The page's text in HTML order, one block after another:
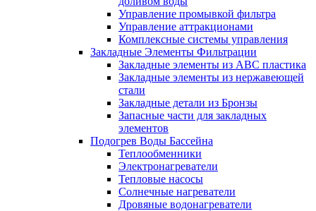
Управление промывкой фильтра
Управление аттракционами
Комплексные системы управления
Закладные Элементы Фильтрации
Закладные элементы из ABC пластика
Закладные элементы из нержавеющей
стали
Закладные детали из Бронзы
Запасные части для закладных
элементов
Подогрев Воды Бассейна
Теплообменники
Электронагреватели
Тепловые насосы
Солнечные нагреватели
Дровяные водонагреватели